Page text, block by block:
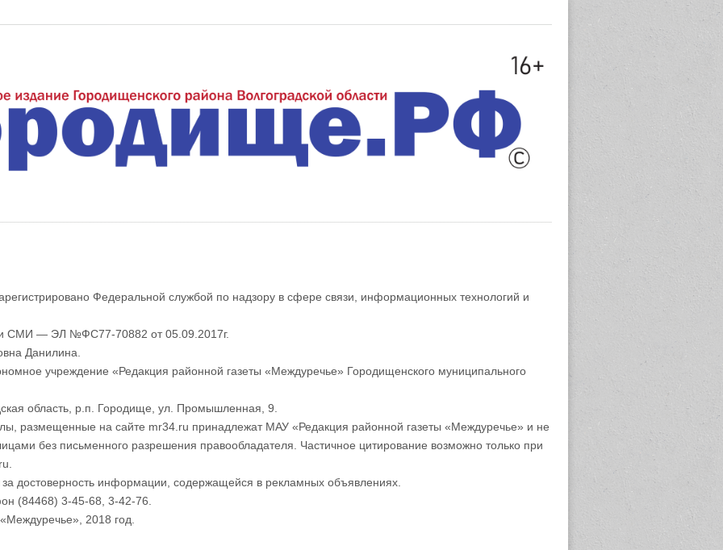
Федеральной службой по надзору в сфере связи, информационных технологий и
СМИ — ЭЛ №ФС77-70882 от 05.09.2017г.
Данилина.
учреждение «Редакция районной газеты «Междуречье» Городищенского муниципального
область, р.п. Городище, ул. Промышленная, 9.
размещенные на сайте mr34.ru принадлежат МАУ «Редакция районной газеты «Междуречье» и не
без письменного разрешения правообладателя. Частичное цитирование возможно только при
за достоверность информации, содержащейся в рекламных объявлениях.
(84468) 3-45-68, 3-42-76.
2018 год.